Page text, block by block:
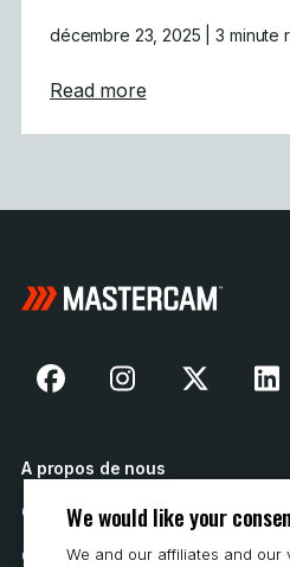
décembre 23, 2025 | 3 minute
Read moreabout Défi des
A propos de nous
Contactez nous
Comment acheter
We would like your
We and our affiliates and our